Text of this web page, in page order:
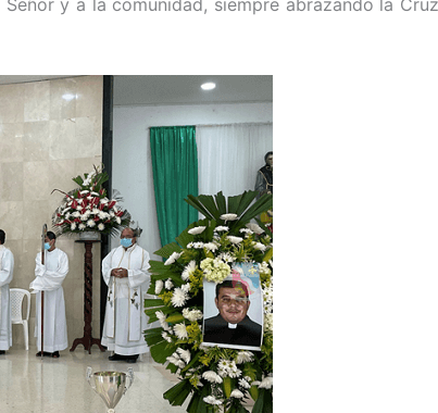
y a la comunidad, siempre abrazando la